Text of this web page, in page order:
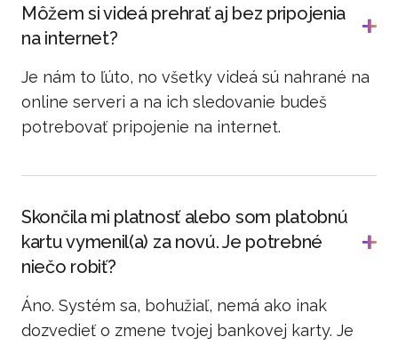
Môžem si videá prehrať aj bez pripojenia
na internet?
Je nám to ľúto, no všetky videá sú nahrané na
online serveri a na ich sledovanie budeš
potrebovať pripojenie na internet.
Skončila mi platnosť alebo som platobnú
kartu vymenil(a) za novú. Je potrebné
niečo robiť?
Áno. Systém sa, bohužiaľ, nemá ako inak
dozvedieť o zmene tvojej bankovej karty. Je